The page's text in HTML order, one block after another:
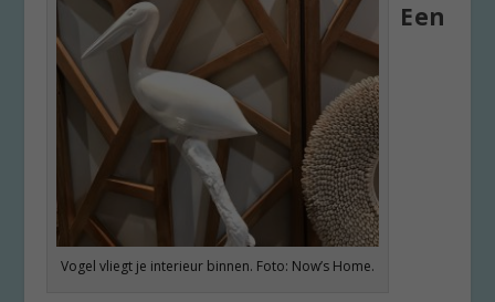
Vogel vliegt je interieur binnen. Foto: Now’s Home.
Een